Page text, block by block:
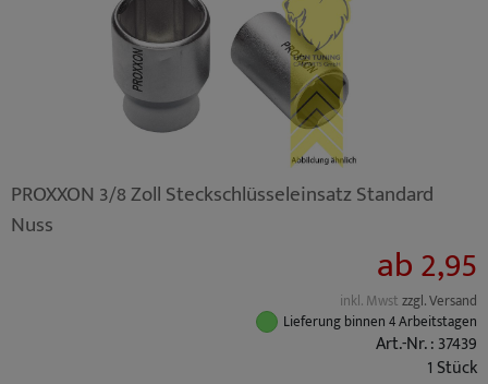
PROXXON 3/8 Zoll Steckschlüsseleinsatz Standard
Nuss
ab 2,95
inkl. Mwstzzgl. Versand
Lieferung binnen 4 Arbeitstagen
Art.-Nr. : 37439
1 Stück